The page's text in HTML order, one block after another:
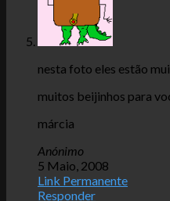
nesta foto eles estão
muitos beijinhos para
márcia
Anónimo
5 Maio, 2008
Link Permanente
Responder